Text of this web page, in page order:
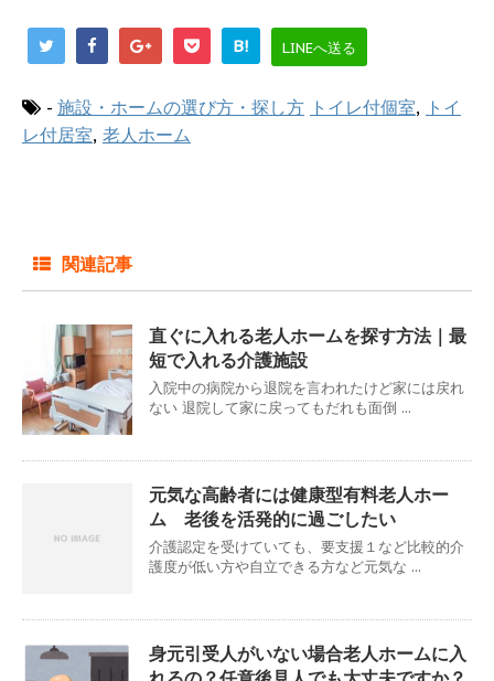
B! LINEへ送る
- 施設・ホームの選び方・探し方 トイレ付個室, トイ
レ付居室, 老人ホーム
関連記事
直ぐに入れる老人ホームを探す方法｜最
短で入れる介護施設
入院中の病院から退院を言われたけど家には戻れ
ない 退院して家に戻ってもだれも面倒 ...
元気な高齢者には健康型有料老人ホー
ム 老後を活発的に過ごしたい
介護認定を受けていても、要支援１など比較的介
護度が低い方や自立できる方など元気な ...
身元引受人がいない場合老人ホームに入